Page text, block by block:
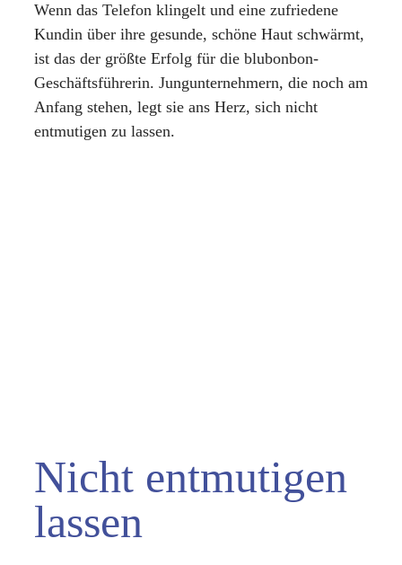
Wenn das Telefon klingelt und eine zufriedene
Kundin über ihre gesunde, schöne Haut schwärmt,
ist das der größte Erfolg für die blubonbon-
Geschäftsführerin. Jungunternehmern, die noch am
Anfang stehen, legt sie ans Herz, sich nicht
entmutigen zu lassen.
Nicht entmutigen
lassen